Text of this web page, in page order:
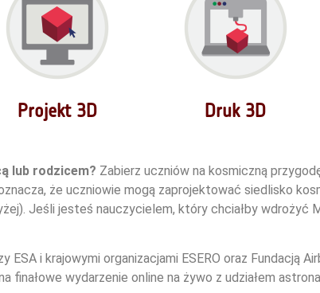
Projekt 3D Druk 3D
lub rodzicem? Zabierz uczniów na kosmiczną
że uczniowie mogą zaprojektować siedlisko
Jeśli jesteś nauczycielem, który chciałby wdrożyć
ESA i krajowymi organizacjami ESERO oraz Fundacją
finałowe wydarzenie online na żywo z udziałem